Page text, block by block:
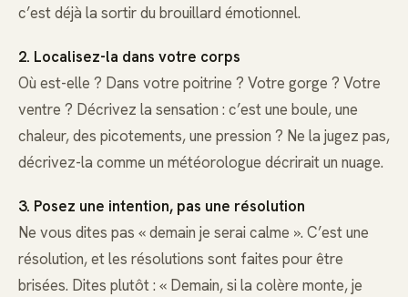
c’est déjà la sortir du brouillard émotionnel.
2. Localisez-la dans votre corps
Où est-elle ? Dans votre poitrine ? Votre gorge ? Votre
ventre ? Décrivez la sensation : c’est une boule, une
chaleur, des picotements, une pression ? Ne la jugez pas,
décrivez-la comme un météorologue décrirait un nuage.
3. Posez une intention, pas une résolution
Ne vous dites pas « demain je serai calme ». C’est une
résolution, et les résolutions sont faites pour être
brisées. Dites plutôt : « Demain, si la colère monte, je